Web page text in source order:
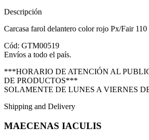
Descripción
Carcasa farol delantero color rojo Px/Fair 110
Cód: GTM00519
Envíos a todo el país.
***HORARIO DE ATENCIÓN AL
DE PRODUCTOS***
SOLAMENTE DE LUNES A VIERNES
Shipping and Delivery
MAECENAS IACULIS